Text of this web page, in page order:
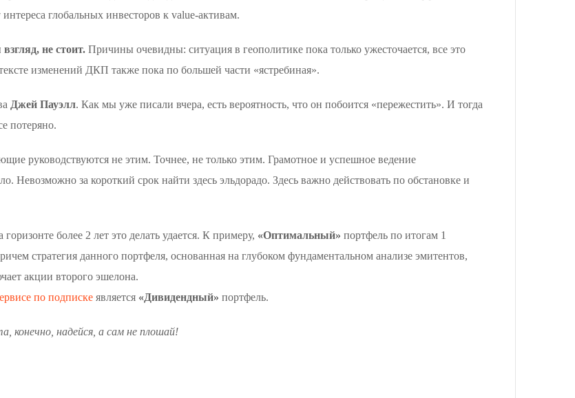
глобальных инвесторов к value-активам.
не стоит. Причины очевидны: ситуация в геополитике пока только ужесточается, все это
изменений ДКП также пока по большей части «ястребиная».
Джей Пауэлл. Как мы уже писали вчера, есть вероятность, что он побоится «пережестить». И тогда
потеряно.
руководствуются не этим. Точнее, не только этим. Грамотное и успешное ведение
Невозможно за короткий срок найти здесь эльдорадо. Здесь важно действовать по обстановке и
более 2 лет это делать удается. К примеру, «Оптимальный» портфель по итогам 1
стратегия данного портфеля, основанная на глубоком фундаментальном анализе эмитентов,
акции второго эшелона.
по подписке является «Дивидендный» портфель.
конечно, надейся, а сам не плошай!